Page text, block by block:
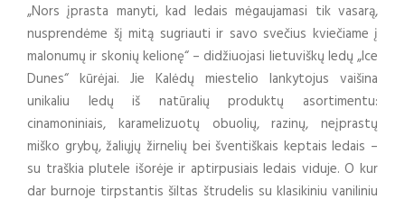
„Nors įprasta manyti, kad ledais mėgaujamasi tik vasarą,
nusprendėme šį mitą sugriauti ir savo svečius kviečiame į
malonumų ir skonių kelionę“ – didžiuojasi lietuviškų ledų „Ice
Dunes“ kūrėjai. Jie Kalėdų miestelio lankytojus vaišina
unikaliu ledų iš natūralių produktų asortimentu:
cinamoniniais, karamelizuotų obuolių, razinų, neįprastų
miško grybų, žaliųjų žirnelių bei šventiškais keptais ledais –
su traškia plutele išorėje ir aptirpusiais ledais viduje. O kur
dar burnoje tirpstantis šiltas štrudelis su klasikiniu vaniliniu